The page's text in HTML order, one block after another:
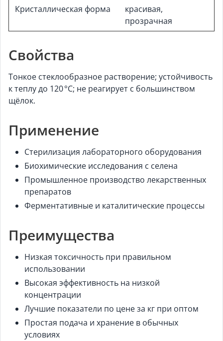
Кристаллическая форма
красивая,
прозрачная
Свойства
Тонкое стеклообразное растворение; устойчивость
к теплу до 120 °C; не реагирует с большинством
щёлок.
Применение
Стерилизация лабораторного оборудования
Биохимические исследования с селена
Промышленное производство лекарственных
препаратов
Ферментативные и каталитические процессы
Преимущества
Низкая токсичность при правильном
использовании
Высокая эффективность на низкой
концентрации
Лучшие показатели по цене за кг при оптом
Простая подача и хранение в обычных
условиях